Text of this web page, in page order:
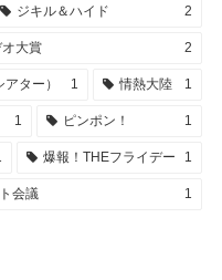
ジキル＆ハイド 2
大賞 2
ター） 1 情熱大陸 1
1 ピンポン！ 1
爆報！THEフライデー 1
会議 1